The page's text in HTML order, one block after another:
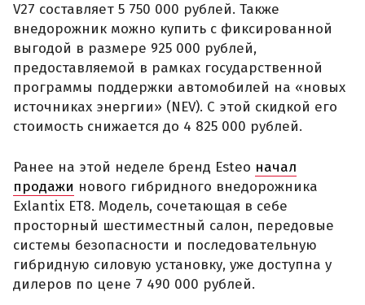
V27 составляет 5 750 000 рублей. Также
внедорожник можно купить с фиксированной
выгодой в размере 925 000 рублей,
предоставляемой в рамках государственной
программы поддержки автомобилей на «новых
источниках энергии» (NEV). С этой скидкой его
стоимость снижается до 4 825 000 рублей.
Ранее на этой неделе бренд Esteo начал
продажи нового гибридного внедорожника
Exlantix ET8. Модель, сочетающая в себе
просторный шестиместный салон, передовые
системы безопасности и последовательную
гибридную силовую установку, уже доступна у
дилеров по цене 7 490 000 рублей.